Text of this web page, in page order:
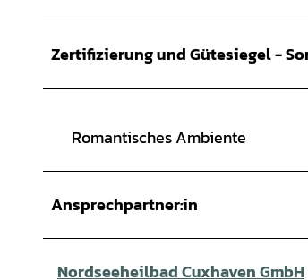
Zertifizierung und Gütesiegel -
Romantisches Ambiente
Ansprechpartner:in
Nordseeheilbad Cuxhaven GmbH